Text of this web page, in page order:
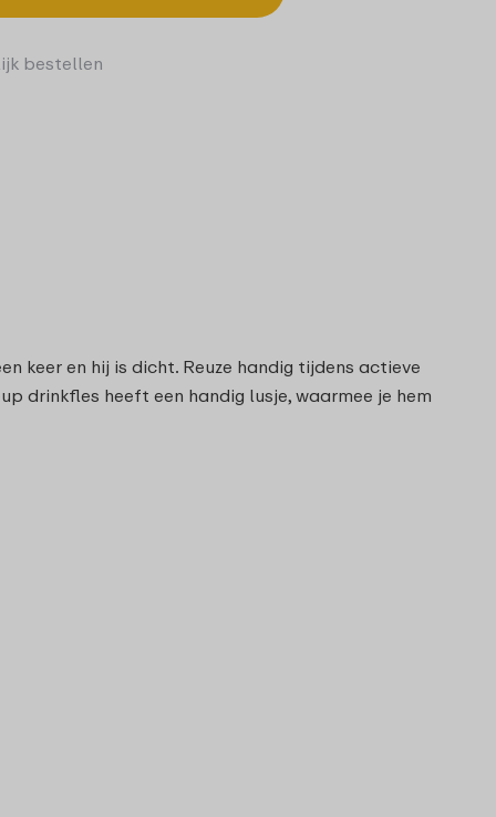
bestellen
keer en hij is dicht. Reuze handig tijdens actieve
drinkfles heeft een handig lusje, waarmee je hem